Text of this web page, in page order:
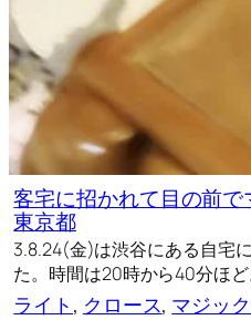
客宅に招かれて目の前
東京都
3.8.24(金)は渋谷にある自宅
た。時間は20時から40分ほ
ライト, クロース, マジッ